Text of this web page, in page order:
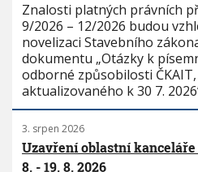
Znalosti platných právních
9/2026 – 12/2026 budou
novelizaci Stavebního
dokumentu „Otázky k
odborné způsobilosti ČKAIT,
aktualizovaného k 30 7.
3. srpen 2026
Uzavření oblastní
8. - 19. 8. 2026